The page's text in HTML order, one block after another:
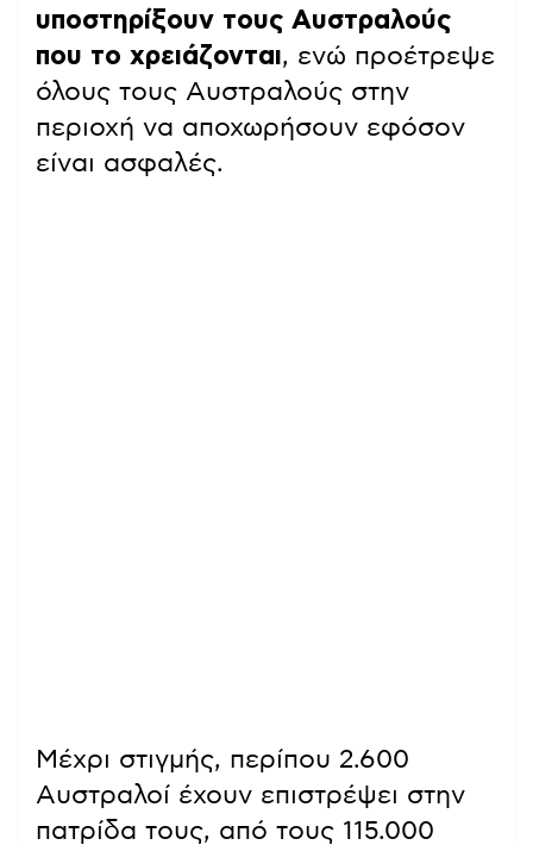
υποστηρίξουν τους Αυστραλούς
που το χρειάζονται, ενώ προέτρεψε
όλους τους Αυστραλούς στην
περιοχή να αποχωρήσουν εφόσον
είναι ασφαλές.
Μέχρι στιγμής, περίπου 2.600
Αυστραλοί έχουν επιστρέψει στην
πατρίδα τους, από τους 115.000